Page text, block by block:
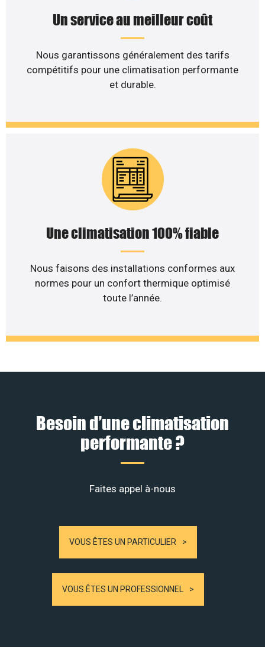
Un service au meilleur coût
Nous garantissons généralement des tarifs
compétitifs pour une climatisation performante
et durable.
Une climatisation 100% fiable
Nous faisons des installations conformes aux
normes pour un confort thermique optimisé
toute l’année.
Besoin d’une climatisation
performante ?
Faites appel à-nous
VOUS ÊTES UN PARTICULIER
VOUS ÊTES UN PROFESSIONNEL